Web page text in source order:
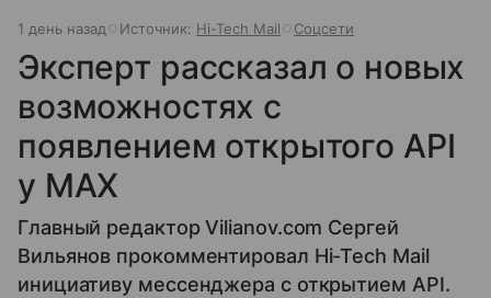
1 день назад Источник: Hi-Tech Mail Соцсети
Эксперт рассказал о новых
возможностях с
появлением открытого API
у МАХ
Главный редактор Vilianov.com Сергей
Вильянов прокомментировал Hi-Tech Mail
инициативу мессенджера с открытием API.